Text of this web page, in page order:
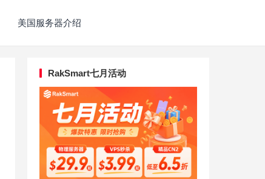
美国服务器介绍
RakSmart七月活动